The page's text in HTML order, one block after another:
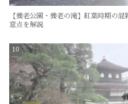
【養老公園・養老の滝】紅葉時期の
意点を解説